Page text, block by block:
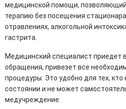
медицинской помощи,
терапию без посещения
отравлениях, алкогольной
гастрита.
Медицинский специалист приедет
обращения, привезет все
процедуры. Это удобно для тех,
состоянии и не может
медучреждение.